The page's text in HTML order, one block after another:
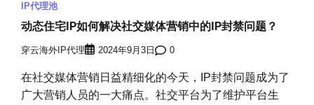
IP代理池
动态住宅IP如何解决社交媒体营销中的IP封禁问题？
穿云海外IP代理 2024年9月3日 0
在社交媒体营销日益精细化的今天，IP封禁问题成为了
广大营销人员的一大痛点。社交平台为了维护平台生